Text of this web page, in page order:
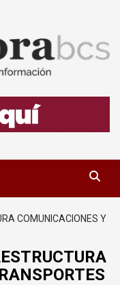
COMUNICACIONES Y